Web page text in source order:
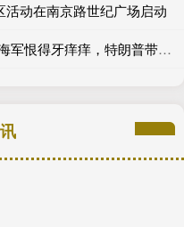
活动在南京路世纪广场启动
恒盛策略 解放军又多一批盾舰，美海军恨得牙痒痒，特朗普带人白忙活3个月_中国海军_造船_型驱逐舰